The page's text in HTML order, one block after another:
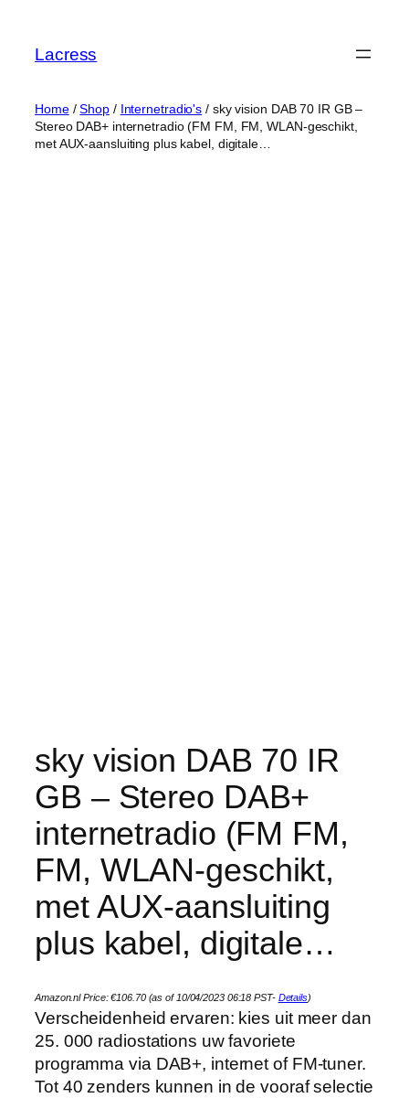
content
Lacress
Home/Shop/ Internetradio's / sky vision DAB 70 IR GB –
Stereo DAB+ internetradio (FM FM, FM, WLAN-geschikt,
met AUX-aansluiting plus kabel, digitale…
sky vision DAB 70 IR
GB – Stereo DAB+
internetradio (FM FM,
FM, WLAN-geschikt,
met AUX-aansluiting
plus kabel, digitale…
Amazon.nl Price:€106.70(as of 10/04/2023 06:18 PST- Details)
Verscheidenheid ervaren: kies uit meer dan
25. 000 radiostations uw favoriete
programma via DAB+, internet of FM-tuner.
Tot 40 zenders kunnen in de vooraf selectie